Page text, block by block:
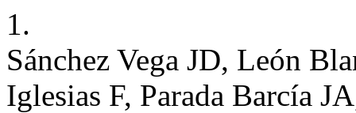
1.
Sánchez Vega JD, León
Iglesias F, Parada Barcía